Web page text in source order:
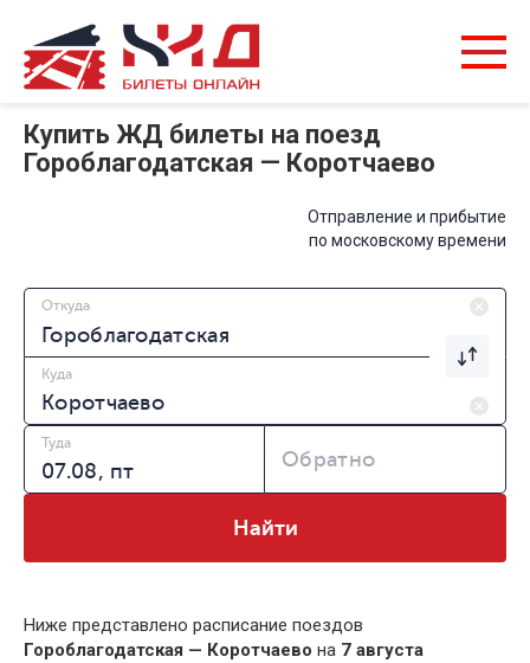
Купить ЖД билеты на поезд
Гороблагодатская — Коротчаево
Отправление и прибытие
по московскому времени
Откуда
Куда
Туда
Обратно
Найти
Ниже представлено расписание поездов
Гороблагодатская — Коротчаево на 7 августа